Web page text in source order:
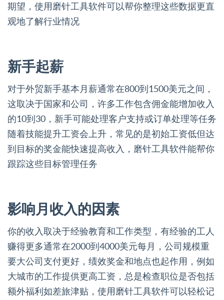
期望，使用磨针工具软件可以帮你整理这些数据更直
观地了解行业情况
新手起薪
对于外贸新手基本月薪通常在800到1500美元之间，
这取决于国家和公司，许多工作包含佣金能增加收入
的10到30，新手可能处理客户支持或订单处理等任务
随着技能提升工资会上升，常见的是初始工资低但达
到目标的奖金能快速提高收入，磨针工具软件能帮你
跟踪这些目标管理任务
影响月收入的因素
你的收入取决于经验教育和工作类型，有经验的工人
赚得更多通常在2000到4000美元每月，公司规模重
要大公司支付更好，绩效奖金和地点也起作用，例如
大城市的工作提供更高工资，总是检查职位是否包括
额外福利如差旅津贴，使用磨针工具软件可以轻松记